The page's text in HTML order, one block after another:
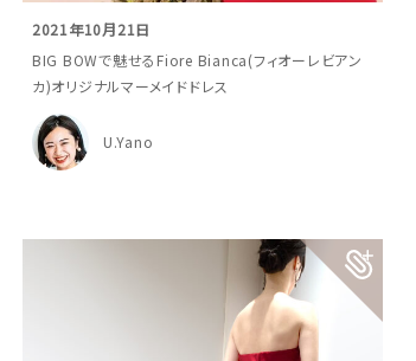
2021年10月21日
BIG BOWで魅せるFiore Bianca(フィオーレビアン
カ)オリジナルマーメイドドレス
U.Yano